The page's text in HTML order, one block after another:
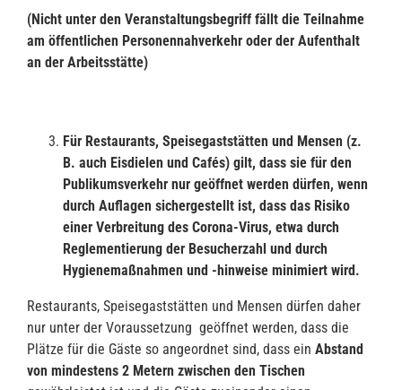
(Nicht unter den Veranstaltungsbegriff fällt die Teilnahme
am öffentlichen Personennahverkehr oder der Aufenthalt
an der Arbeitsstätte)
Für Restaurants, Speisegaststätten und Mensen (z.
B. auch Eisdielen und Cafés) gilt, dass sie für den
Publikumsverkehr nur geöffnet werden dürfen, wenn
durch Auflagen sichergestellt ist, dass das Risiko
einer Verbreitung des Corona-Virus, etwa durch
Reglementierung der Besucherzahl und durch
Hygienemaßnahmen und -hinweise minimiert wird.
Restaurants, Speisegaststätten und Mensen dürfen daher
nur unter der Voraussetzung geöffnet werden, dass die
Plätze für die Gäste so angeordnet sind, dass ein Abstand
von mindestens 2 Metern zwischen den Tischen